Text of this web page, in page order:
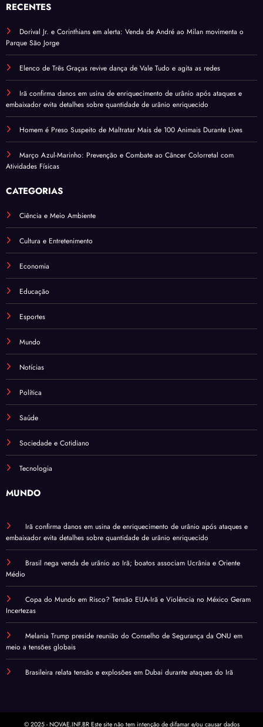
RECENTES
Dorival Jr. e Corinthians em alerta: Venda de André ao Milan movimenta o
Parque São Jorge
Elenco de Três Graças revive dança de Vale Tudo e agita as redes
Irã confirma danos em usina de enriquecimento de urânio após ataques e
embaixador evita detalhes sobre quantidade de urânio enriquecido
Homem é Preso Suspeito de Maltratar Mais de 100 Animais Durante Lives
Março Azul-Marinho: Prevenção e Combate ao Câncer Colorretal com
Atividades Físicas
CATEGORIAS
Ciência e Meio Ambiente
Cultura e Entretenimento
Economia
Educação
Esportes
Mundo
Notícias
Política
Saúde
Sociedade e Cotidiano
Tecnologia
MUNDO
Irã confirma danos em usina de enriquecimento de urânio após ataques e
embaixador evita detalhes sobre quantidade de urânio enriquecido
Brasil nega venda de urânio ao Irã; boatos associam Ucrânia e Oriente
Médio
Copa do Mundo em Risco? Tensão EUA-Irã e Violência no México Geram
Incertezas
Melania Trump preside reunião do Conselho de Segurança da ONU em
meio a tensões globais
Brasileira relata tensão e explosões em Dubai durante ataques do Irã
© 2025 - NOVAE.INF.BR Este site não tem intenção de difamar e/ou causar dados